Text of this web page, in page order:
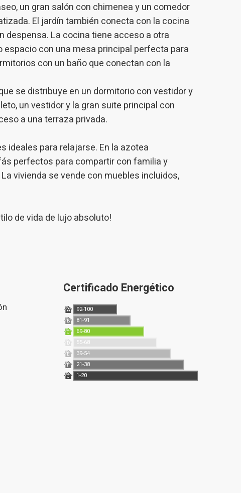
un gran salón con chimenea y un comedor
El jardín también conecta con la cocina
despensa. La cocina tiene acceso a otra
con una mesa principal perfecta para
con un baño que conectan con la
se distribuye en un dormitorio con vestidor y
un vestidor y la gran suite principal con
a una terraza privada.
ideales para relajarse. En la azotea
perfectos para compartir con familia y
vivienda se vende con muebles incluidos,
de vida de lujo absoluto!
Certificado Energético
A 92-100
B 81-91
C 69-80
D 55-68
E 39-54
F 21-38
G 1-20